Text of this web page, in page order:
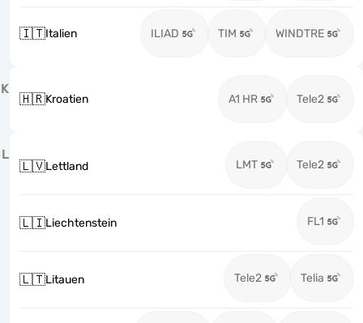
🇮🇹Italien ILIAD TIM WINDTRE
K
🇭🇷Kroatien A1 HR Tele2
L
🇱🇻Lettland LMT Tele2
🇱🇮Liechtenstein FL1
🇱🇹Litauen Tele2 Telia